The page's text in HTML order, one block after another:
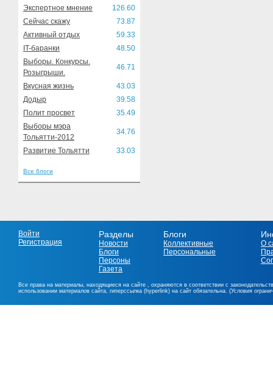
Экспертное мнение
126.60
Сейчас скажу
73.87
Активный отдых
59.33
IT-баранки
48.50
Выборы. Конкурсы.
Розыгрыши.
46.71
Вкусная жизнь
43.03
Додыр
39.58
Полит просвет
35.49
Выборы мэра
Тольятти-2012
34.76
Развитие Тольятти 33.03
Все блоги
Войти
Регистрация
Разделы
Новости
Блоги
Персоны
Газета
Блоги
Коллективные
Персональные
О
Все права на материалы, находящиеся на сайте , охраняются в соответствии с
использовании материалов сайта, гиперссылка (hyperlink) на сайт обязательна. (Условия